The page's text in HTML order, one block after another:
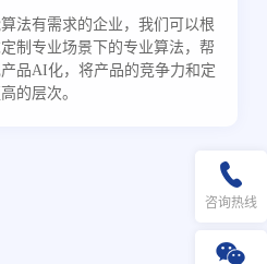
法有需求的企业，我们可以根
制专业场景下的专业算法，帮
品AI化，将产品的竞争力和定
的层次。
咨询热线